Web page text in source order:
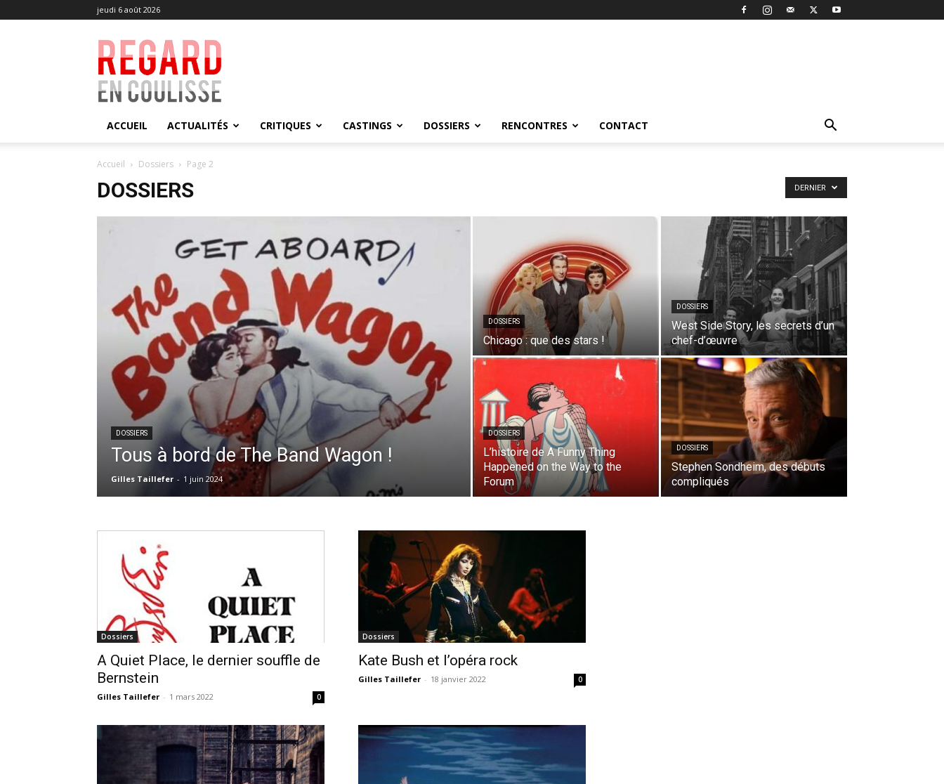
jeudi 6 août 2026
Regard
en
Coulisse
ACCUEIL ACTUALITÉS CRITIQUES CASTINGS DOSSIERS RENCONTRES CONTACT
Accueil Dossiers Page 2
DOSSIERS DERNIER
DOSSIERS
Tous à bord de The Band Wagon !
Gilles Taillefer - 1 juin 2024
DOSSIERS
Chicago : que des stars !
DOSSIERS
West Side Story, les secrets d’un
chef-d’œuvre
DOSSIERS
L’histoire de A Funny Thing
Happened on the Way to the
Forum
DOSSIERS
Stephen Sondheim, des débuts
compliqués
Dossiers
A Quiet Place, le dernier souffle de
Bernstein
Gilles Taillefer - 1 mars 2022 0
Dossiers
Kate Bush et l’opéra rock
Gilles Taillefer - 18 janvier 2022 0